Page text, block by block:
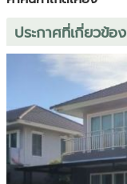
ประกาศที่เกี่ยวข้อง